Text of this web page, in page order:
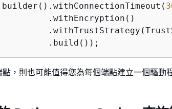
.withEncryption()
.build());
，則也可能值得您為每個端點建立一個驅動